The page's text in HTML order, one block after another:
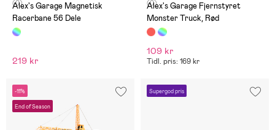
(0)
Alex's Garage Magnetisk
Racerbane 56 Dele
219 kr
(0)
Alex's Garage Fjernstyret
Monster Truck, Rød
109 kr
Tidl. pris: 169 kr
-11%
End of Season
Supergod pris